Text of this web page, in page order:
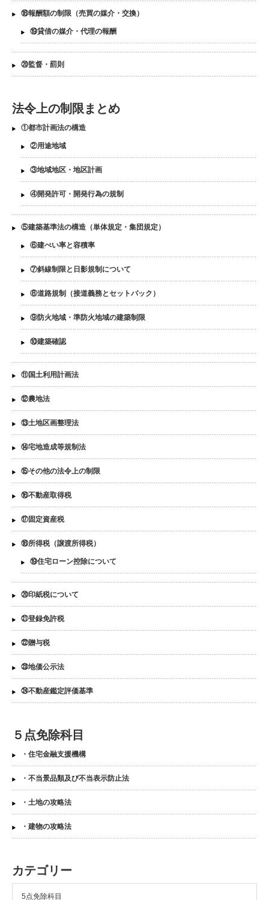
⑱報酬額の制限（売買の媒介・交換）
⑲貸借の媒介・代理の報酬
⑳監督・罰則
法令上の制限まとめ
①都市計画法の構造
②用途地域
③地域地区・地区計画
④開発許可・開発行為の規制
⑤建築基準法の構造（単体規定・集団規定）
⑥建ぺい率と容積率
⑦斜線制限と日影規制について
⑧道路規制（接道義務とセットバック）
⑨防火地域・準防火地域の建築制限
⑩建築確認
⑪国土利用計画法
⑫農地法
⑬土地区画整理法
⑭宅地造成等規制法
⑮その他の法令上の制限
⑯不動産取得税
⑰固定資産税
⑱所得税（譲渡所得税）
⑲住宅ローン控除について
⑳印紙税について
㉑登録免許税
㉒贈与税
㉓地価公示法
㉔不動産鑑定評価基準
５点免除科目
・住宅金融支援機構
・不当景品類及び不当表示防止法
・土地の攻略法
・建物の攻略法
カテゴリー
5点免除科目